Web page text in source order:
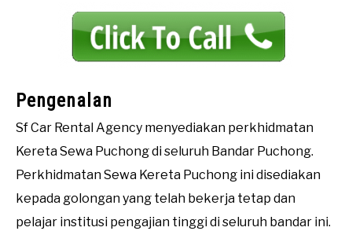
Pengenalan
Sf Car Rental Agency menyediakan perkhidmatan
Kereta Sewa Puchong di seluruh Bandar Puchong.
Perkhidmatan Sewa Kereta Puchong ini disediakan
kepada golongan yang telah bekerja tetap dan
pelajar institusi pengajian tinggi di seluruh bandar ini.